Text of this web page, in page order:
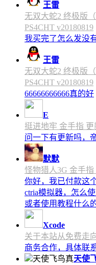
王雷
无双大蛇2 终极版
PS4CHT v20180819
我买完了怎么发没
王雷
无双大蛇2 终极版
PS4CHT v20180819
66666666666真的好
E
挺进地牢 金手指 更
问一下有更新吗，
默默
怪物猎人3G 金手指
你好，我已付款这
ctria模拟器，怎么
或者使用教程什么的
Xcode
关于本站从免费走
商务合作，具体联
天使